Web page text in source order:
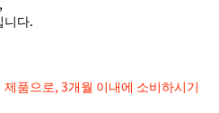
니다.
품으로, 3개월 이내에 소비하시기